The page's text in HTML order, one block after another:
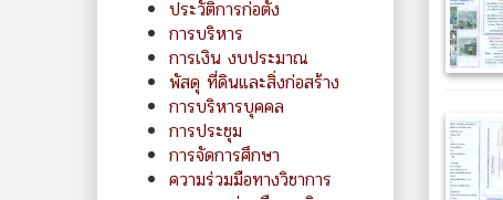
ประวัติการก่อตั้ง
การบริหาร
การเงิน งบประมาณ
พัสดุ ที่ดินและสิ่งก่อสร้าง
การบริหารบุคคล
การประชุม
การจัดการศึกษา
ความร่วมมือทางวิชาการ